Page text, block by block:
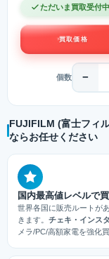
ただいま買取受付中
買取価格
個数 −
FUJIFILM (富士フィ
ならお任せください
国内最高値レベルで
世界各国に販売ルートが
きます。 チェキ・インス
メラ/PC/高額家電を強化